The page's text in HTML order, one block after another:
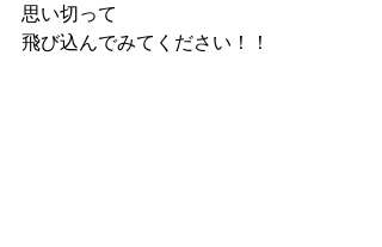
思い切って
飛び込んでみてください！！